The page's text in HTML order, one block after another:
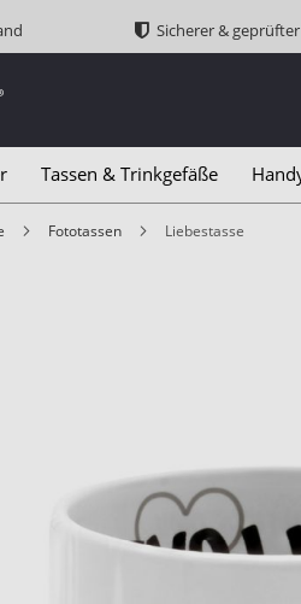
Sicherer &
Tassen & Trinkgefäße
Fototassen Liebestasse